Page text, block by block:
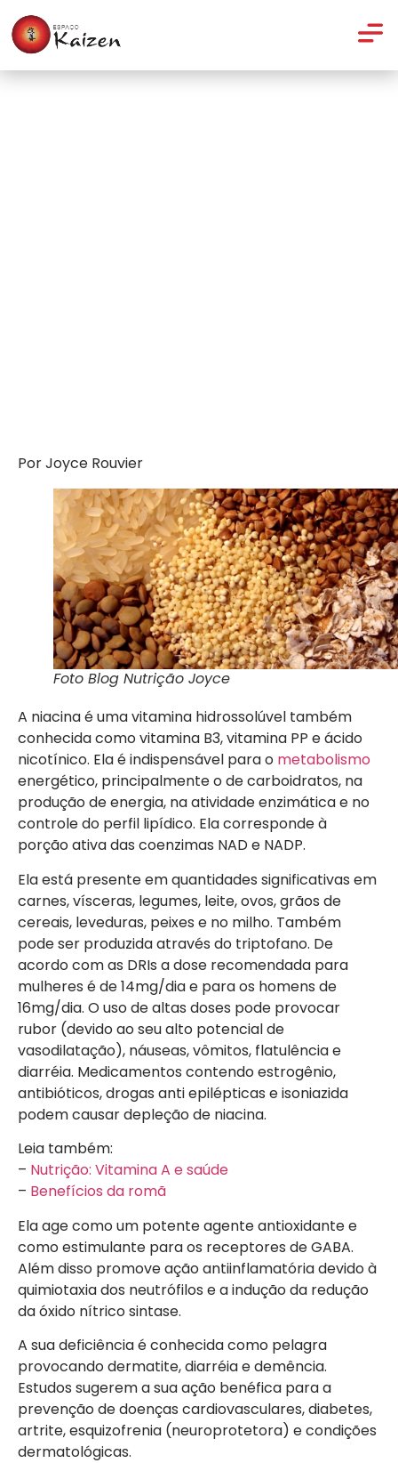
Por Joyce Rouvier
Foto Blog Nutrição Joyce
A niacina é uma vitamina hidrossolúvel também
conhecida como vitamina B3, vitamina PP e ácido
nicotínico. Ela é indispensável para o metabolismo
energético, principalmente o de carboidratos, na
produção de energia, na atividade enzimática e no
controle do perfil lipídico. Ela corresponde à
porção ativa das coenzimas NAD e NADP.
Ela está presente em quantidades significativas em
carnes, vísceras, legumes, leite, ovos, grãos de
cereais, leveduras, peixes e no milho. Também
pode ser produzida através do triptofano. De
acordo com as DRIs a dose recomendada para
mulheres é de 14mg/dia e para os homens de
16mg/dia. O uso de altas doses pode provocar
rubor (devido ao seu alto potencial de
vasodilatação), náuseas, vômitos, flatulência e
diarréia. Medicamentos contendo estrogênio,
antibióticos, drogas anti epilépticas e isoniazida
podem causar depleção de niacina.
Leia também:
– Nutrição: Vitamina A e saúde
– Benefícios da romã
Ela age como um potente agente antioxidante e
como estimulante para os receptores de GABA.
Além disso promove ação antiinflamatória devido à
quimiotaxia dos neutrófilos e a indução da redução
da óxido nítrico sintase.
A sua deficiência é conhecida como pelagra
provocando dermatite, diarréia e demência.
Estudos sugerem a sua ação benéfica para a
prevenção de doenças cardiovasculares, diabetes,
artrite, esquizofrenia (neuroprotetora) e condições
dermatológicas.